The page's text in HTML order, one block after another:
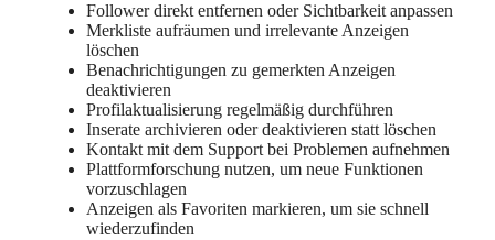
Follower direkt entfernen oder Sichtbarkeit anpassen
Merkliste aufräumen und irrelevante Anzeigen
löschen
Benachrichtigungen zu gemerkten Anzeigen
deaktivieren
Profilaktualisierung regelmäßig durchführen
Inserate archivieren oder deaktivieren statt löschen
Kontakt mit dem Support bei Problemen aufnehmen
Plattformforschung nutzen, um neue Funktionen
vorzuschlagen
Anzeigen als Favoriten markieren, um sie schnell
wiederzufinden